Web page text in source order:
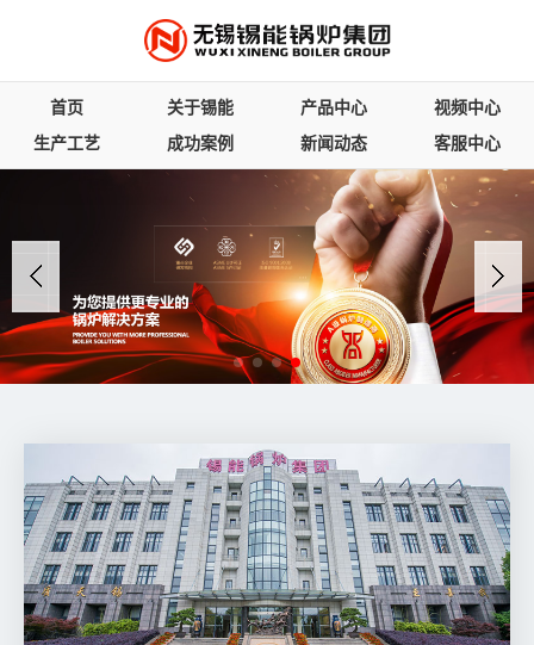
首页 关于锡能 产品中心
视频中心
生产工艺
成功案例 新闻动态 客服中心